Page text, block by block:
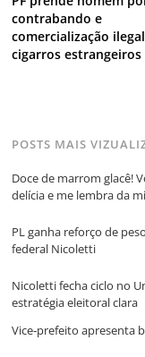
contrabando e
comercialização
cigarros estrangeiros
POSTS MAIS
Doce de marrom glacê!
delícia e me lembra da
PL ganha reforço de
federal Nicoletti
Nicoletti fecha ciclo no
estratégia eleitoral clara
Vice‑prefeito apresenta